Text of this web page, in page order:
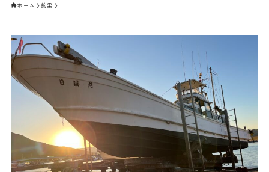
ホーム 釣果